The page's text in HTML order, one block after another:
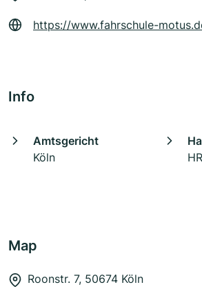
https://www.fahrschule-
Info
Amtsgericht
Köln
Map
Roonstr. 7, 50674 Köln